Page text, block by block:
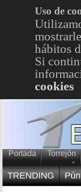
Uso de
hábitos
Si
cookies
Portada Torrejón
TRENDING